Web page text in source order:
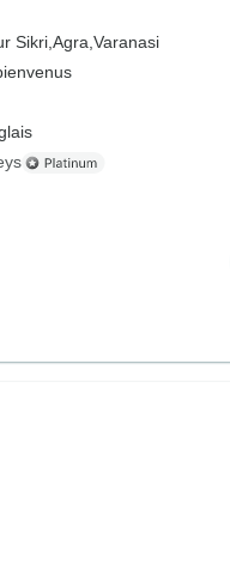
Sikri, Agra, Varanasi